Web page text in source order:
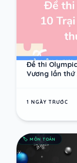
Đề thi
Vương lần thứ
1 NGÀY TRƯỚC
🏷️MÔN TOÁN